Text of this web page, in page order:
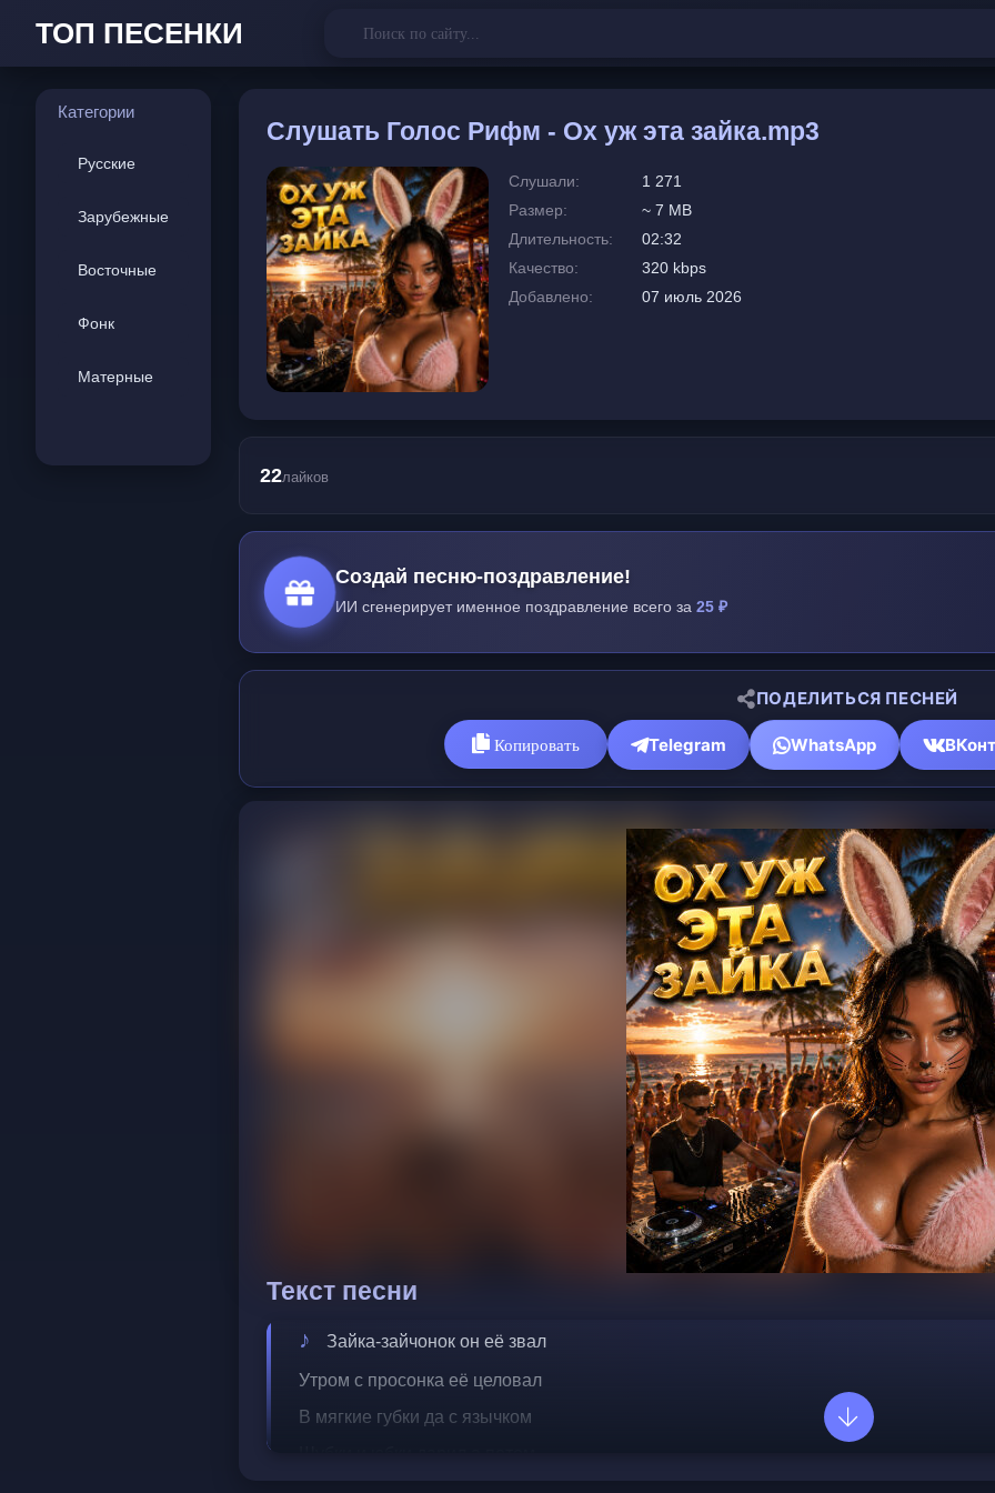
ТОП ПЕСЕНКИ
Категории
Русские
Зарубежные
Восточные
Фонк
Матерные
Слушать Голос Рифм - Ох уж эта зайка.mp3
Слушали:
1 271
Размер:
~ 7 MB
Длительность:
02:32
Качество:
320 kbps
Добавлено:
07 июль 2026
22лайков
Создай песню-поздравление!
ИИ сгенерирует именное поздравление всего за 25 ₽
ПОДЕЛИТЬСЯ ПЕСНЕЙ
Копировать Telegram WhatsApp
Текст песни
Зайка-зайчонок он её звал
Утром с просонка её целовал
В мягкие губки да с язычком